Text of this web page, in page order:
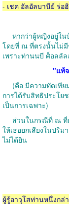
- เชค อัลอัลบานีย์ ร่อ
หากว่าผู้หญิงอยู่ใน
โดยที่ ณ ที่ตรงนั้นไม่มี
เพราะท่านนบี ศ็อลลั
"แท้
(คือ มีความทัดเที
การได้รับสิทธิประโย
เป็นการเฉพาะ)
ส่วนในกรณีที่ ณ ที่ต
ให้เธอยกเสียงในปริ
ไม่ได้ยิน
ผู้รู้อาวุโสท่านหนึ่งกล่